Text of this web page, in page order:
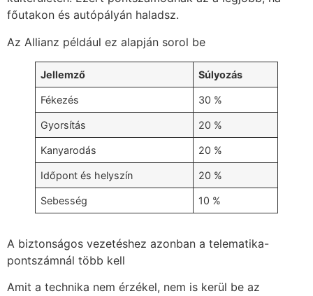
főutakon és autópályán haladsz.
Az Allianz például ez alapján sorol be
Jellemző Súlyozás
Fékezés 30 %
Gyorsítás 20 %
Kanyarodás 20 %
Időpont és helyszín 20 %
Sebesség 10 %
A biztonságos vezetéshez azonban a telematika-
pontszámnál több kell
Amit a technika nem érzékel, nem is kerül be az